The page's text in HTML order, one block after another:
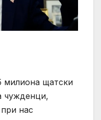
милиона щатски
чужденци,
нас